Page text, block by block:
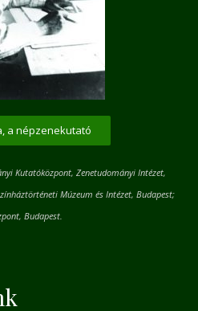
a népzenekutató
Kutatóközpont, Zenetudományi Intézet,
Múzeum és Intézet, Budapest;
Budapest.